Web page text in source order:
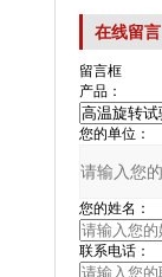
在线留言
留言框
产品：
您的单位：
您的姓名：
联系电话：